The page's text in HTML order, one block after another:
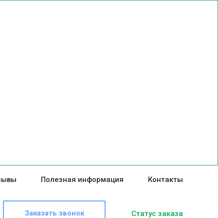
Полезная информация Контакты
Заказать звонок Статус заказа